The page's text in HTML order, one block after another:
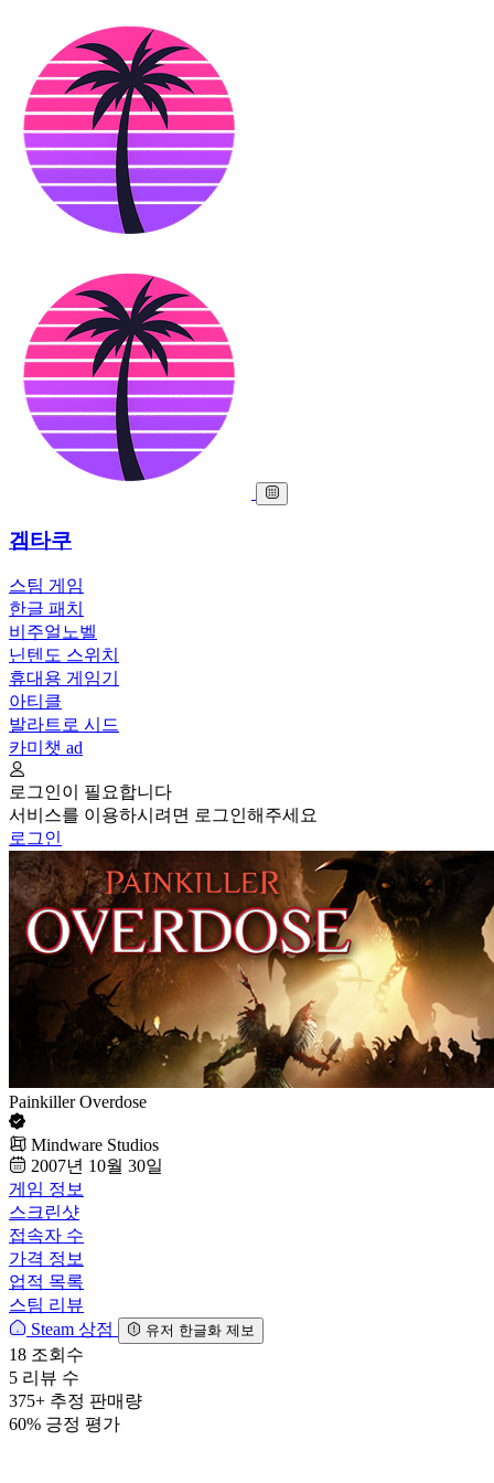
겜타쿠
스팀 게임
한글 패치
비주얼노벨
닌텐도 스위치
휴대용 게임기
아티클
발라트로 시드
카미챗 ad
로그인이 필요합니다
서비스를 이용하시려면 로그인해주세요
로그인
Painkiller Overdose
Mindware Studios
2007년 10월 30일
게임 정보
스크린샷
접속자 수
가격 정보
업적 목록
스팀 리뷰
Steam 상점
유저 한글화 제보
18 조회수
5 리뷰 수
375+ 추정 판매량
60% 긍정 평가